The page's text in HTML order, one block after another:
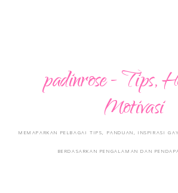
padinrose - Tips,
Motivasi
MEMAPARKAN PELBAGAI TIPS, PANDUAN, INSPIRASI
BERDASARKAN PENGALAMAN DAN